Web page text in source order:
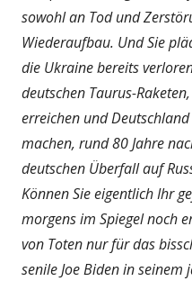
sowohl an Tod und
Wiederaufbau. Und Sie
die Ukraine bereits
deutschen Taurus-
erreichen und
machen, rund 80 Jahre
deutschen Überfall auf
Können Sie eigentlich Ihr
morgens im Spiegel noch
von Toten nur für das
senile Joe Biden in